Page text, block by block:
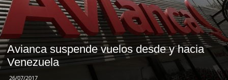
Avianca suspende vuelos desde y hacia
Venezuela
26/07/2017